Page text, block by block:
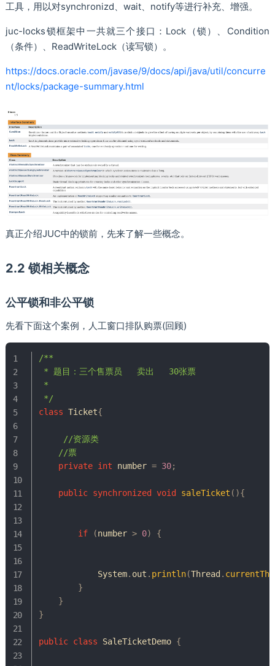
工具，用以对synchronizd、wait、notify等进行补充、增强。
juc-locks锁框架中一共就三个接口：Lock（锁）、Condition
（条件）、ReadWriteLock（读写锁）。
https://docs.oracle.com/javase/9/docs/api/java/util/concurre
nt/locks/package-summary.html
真正介绍JUC中的锁前，先来了解一些概念。
2.2 锁相关概念
公平锁和非公平锁
先看下面这个案例，⼈⼯窗⼝排队购票(回顾)
/**
* 题目：三个售票员   卖出   30张票
*
*/
class Ticket{
//资源类
//票
private int number = 30;
public synchronized void saleTicket ( ){
if (number > 0) {
System. out . println(Thread .
}
}
}
public class SaleTicketDemo {